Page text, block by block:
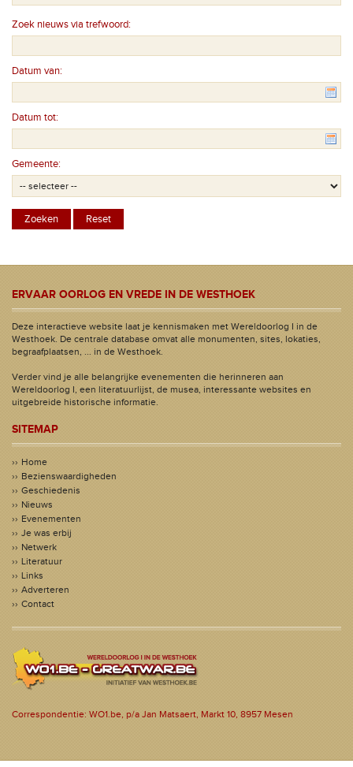
Zoek nieuws via trefwoord:
Datum van:
Datum tot:
Gemeente:
ERVAAR OORLOG EN VREDE IN DE WESTHOEK
Deze interactieve website laat je kennismaken met Wereldoorlog I in de
Westhoek. De centrale database omvat alle monumenten, sites, lokaties,
begraafplaatsen, ... in de Westhoek.
Verder vind je alle belangrijke evenementen die herinneren aan
Wereldoorlog I, een literatuurlijst, de musea, interessante websites en
uitgebreide historische informatie.
SITEMAP
Home
Bezienswaardigheden
Geschiedenis
Nieuws
Evenementen
Je was erbij
Netwerk
Literatuur
Links
Adverteren
Contact
Correspondentie: WO1.be, p/a Jan Matsaert, Markt 10, 8957 Mesen